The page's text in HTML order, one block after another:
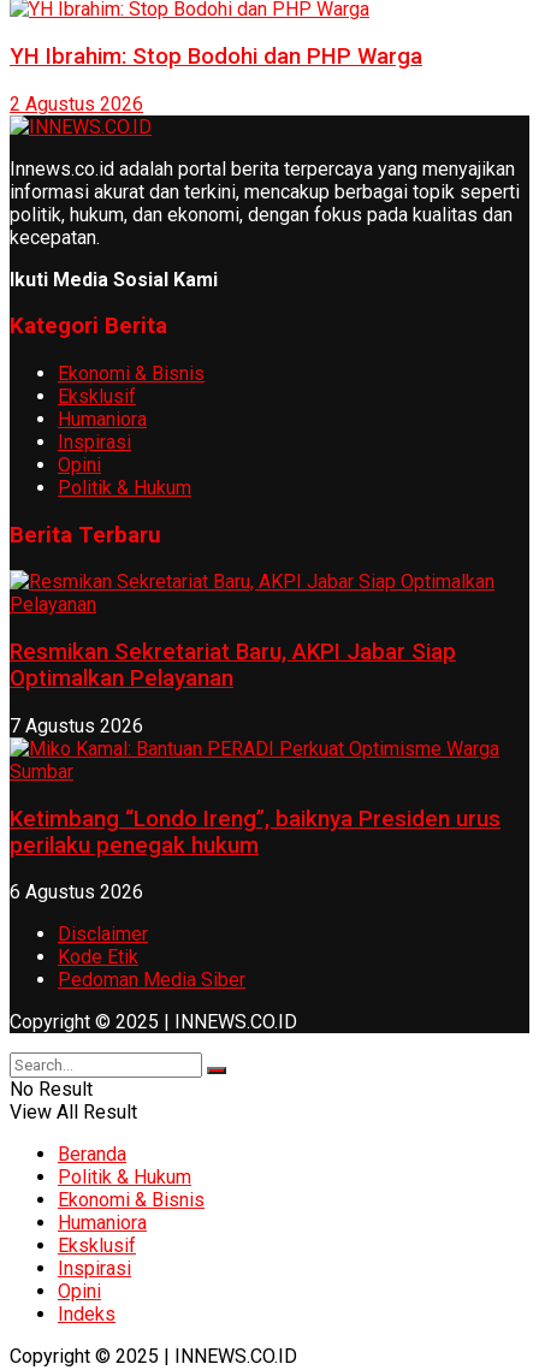
YH Ibrahim: Stop Bodohi dan PHP Warga
2 Agustus 2026
Innews.co.id adalah portal berita terpercaya yang menyajikan
informasi akurat dan terkini, mencakup berbagai topik seperti
politik, hukum, dan ekonomi, dengan fokus pada kualitas dan
kecepatan.
Ikuti Media Sosial Kami
Kategori Berita
Ekonomi & Bisnis
Eksklusif
Humaniora
Inspirasi
Opini
Politik & Hukum
Berita Terbaru
Resmikan Sekretariat Baru, AKPI Jabar Siap
Optimalkan Pelayanan
7 Agustus 2026
Ketimbang “Londo Ireng”, baiknya Presiden urus
perilaku penegak hukum
6 Agustus 2026
Disclaimer
Kode Etik
Pedoman Media Siber
Copyright © 2025 | INNEWS.CO.ID
No Result
View All Result
Beranda
Politik & Hukum
Ekonomi & Bisnis
Humaniora
Eksklusif
Inspirasi
Opini
Indeks
Copyright © 2025 | INNEWS.CO.ID